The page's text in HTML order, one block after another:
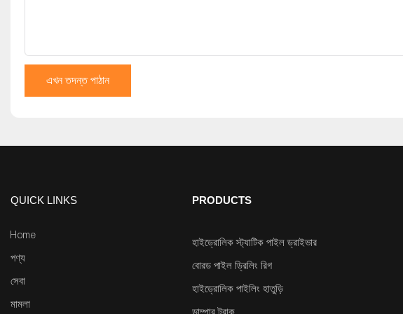
এখন তদন্ত পাঠান
QUICK LINKS
Home
পণ্য
সেবা
মামলা
PRODUCTS
হাইড্রোলিক স্ট্যাটিক পাইল ড্রাইভার
বোরড পাইল ড্রিলিং রিগ
হাইড্রোলিক পাইলিং হাতুড়ি
ডাম্পার ট্রাক